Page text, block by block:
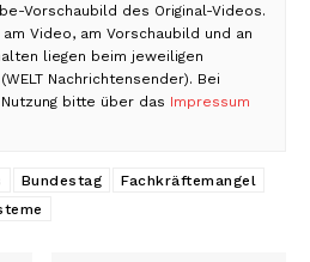
Vorschaubild des Original-Videos.
Video, am Vorschaubild und an
liegen beim jeweiligen
Nachrichtensender). Bei
bitte über das Impressum
Bundestag
Fachkräftemangel